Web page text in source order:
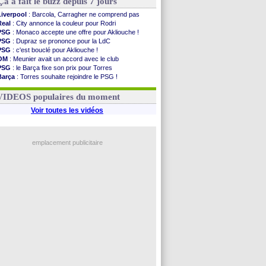
: Barcola, Carragher ne comprend pas
: City annonce la couleur pour Rodri
: Monaco accepte une offre pour Akliouche !
: Dupraz se prononce pour la LdC
: c'est bouclé pour Akliouche !
: Meunier avait un accord avec le club
: le Barça fixe son prix pour Torres
: Torres souhaite rejoindre le PSG !
: quand Medina recadre... sa mère
populaires du moment
Voir toutes les vidéos
emplacement publicitaire